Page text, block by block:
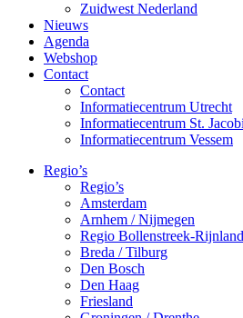
Zuidwest Nederland
Nieuws
Agenda
Webshop
Contact
Contact
Informatiecentrum Utrecht
Informatiecentrum St.
Informatiecentrum Vessem
Regio’s
Regio’s
Amsterdam
Arnhem / Nijmegen
Regio Bollenstreek-Rijnland
Breda / Tilburg
Den Bosch
Den Haag
Friesland